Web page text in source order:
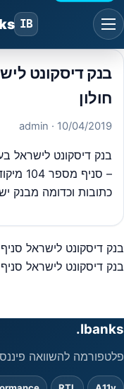
IB
חולון
10/04/2019
· admin
כתובות וכדומה מבנק
ניווט
בנק דיסקונט לישראל סניף 103 | פנחס אילון 13, חולון
בנק דיסקונט לישראל סניף 105 | בניין מיטשל, תל אביב-יפו
Ibanks.
פלטפורמה להשוואה